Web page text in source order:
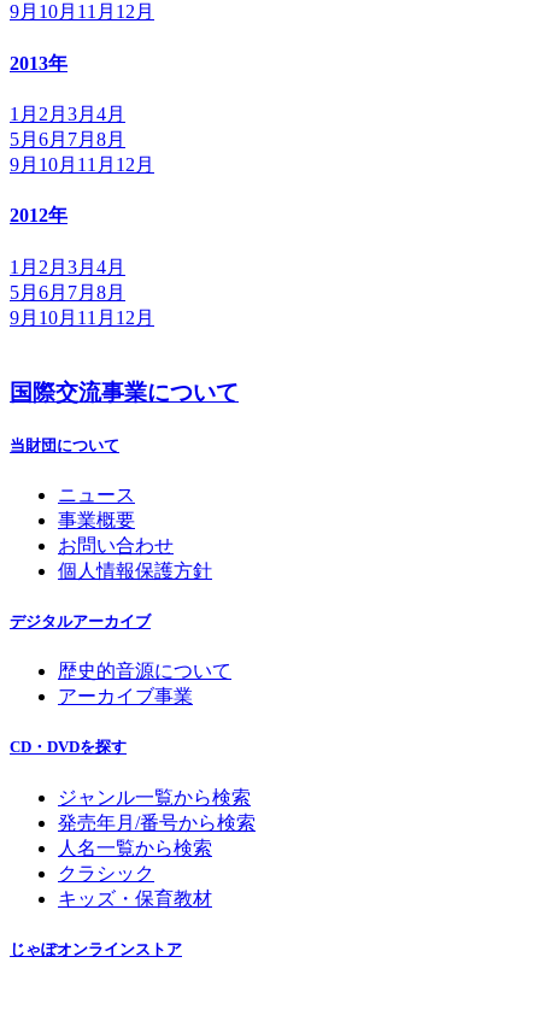
9月 10月 11月 12月
2013年
1月 2月 3月 4月
5月 6月 7月 8月
9月 10月 11月 12月
2012年
1月 2月 3月 4月
5月 6月 7月 8月
9月 10月 11月 12月
国際交流事業について
当財団について
ニュース
事業概要
お問い合わせ
個人情報保護方針
デジタルアーカイブ
歴史的音源について
アーカイブ事業
CD・DVDを探す
ジャンル一覧から検索
発売年月/番号から検索
人名一覧から検索
クラシック
キッズ・保育教材
じゃぽオンラインストア